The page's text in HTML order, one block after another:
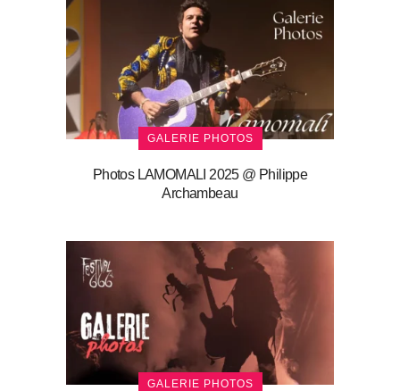
GALERIE PHOTOS
Photos LAMOMALI 2025 @ Philippe
Archambeau
GALERIE PHOTOS